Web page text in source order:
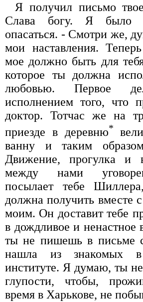
Я получил письмо
Слава богу. Я было
опасаться. - Смотри же,
мои наставления.
мое должно быть для
которое ты должна
любовью. Первое
исполнением того, что
доктор. Тотчас же на
приезде в деревню*
ванну и таким
Движение, прогулка и
между нами
посылает тебе
должна получить вместе
моим. Он доставит тебе
в дождливое и ненастное
ты не пишешь в письме
нашла из знакомых в
институте. Я думаю, ты
глупости, чтобы,
время в Харькове, не